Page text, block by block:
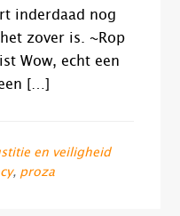
inderdaad nog
zover is. ~Rop
Wow, echt een
[…]
en veiligheid
, proza